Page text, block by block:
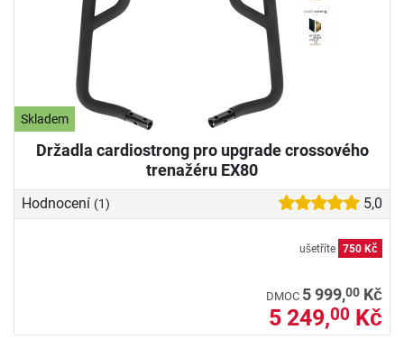
Skladem
Držadla cardiostrong pro upgrade crossového
trenažéru EX80
Hodnocení (1) 5,0
ušetříte 750 Kč
DMOC 5 999,00 Kč
5 249,00 Kč